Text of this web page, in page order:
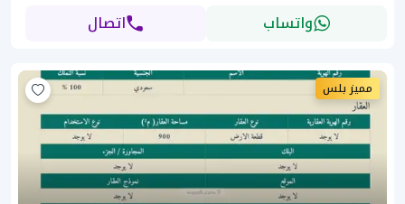
واتساب اتصال
مميز بلس